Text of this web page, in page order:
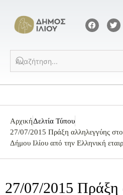
ΑρχικήΔελτία Τύπου
27/07/2015 Πράξη αλληλεγγύης
Δήμου Ιλίου από την Ελληνική
27/07/2015 Πράξη